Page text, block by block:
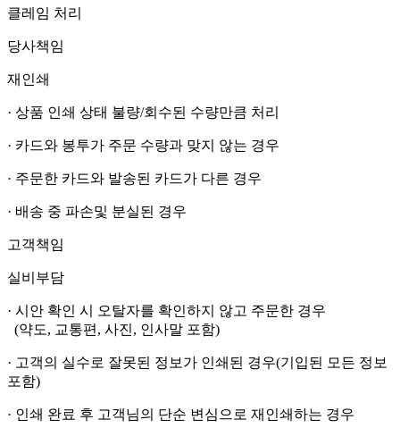
클레임 처리
당사책임
재인쇄
· 상품 인쇄 상태 불량/회수된 수량만큼 처리
· 카드와 봉투가 주문 수량과 맞지 않는 경우
· 주문한 카드와 발송된 카드가 다른 경우
· 배송 중 파손및 분실된 경우
고객책임
실비부담
· 시안 확인 시 오탈자를 확인하지 않고 주문한 경우
(약도, 교통편, 사진, 인사말 포함)
· 고객의 실수로 잘못된 정보가 인쇄된 경우(기입된 모든 정보
포함)
· 인쇄 완료 후 고객님의 단순 변심으로 재인쇄하는 경우